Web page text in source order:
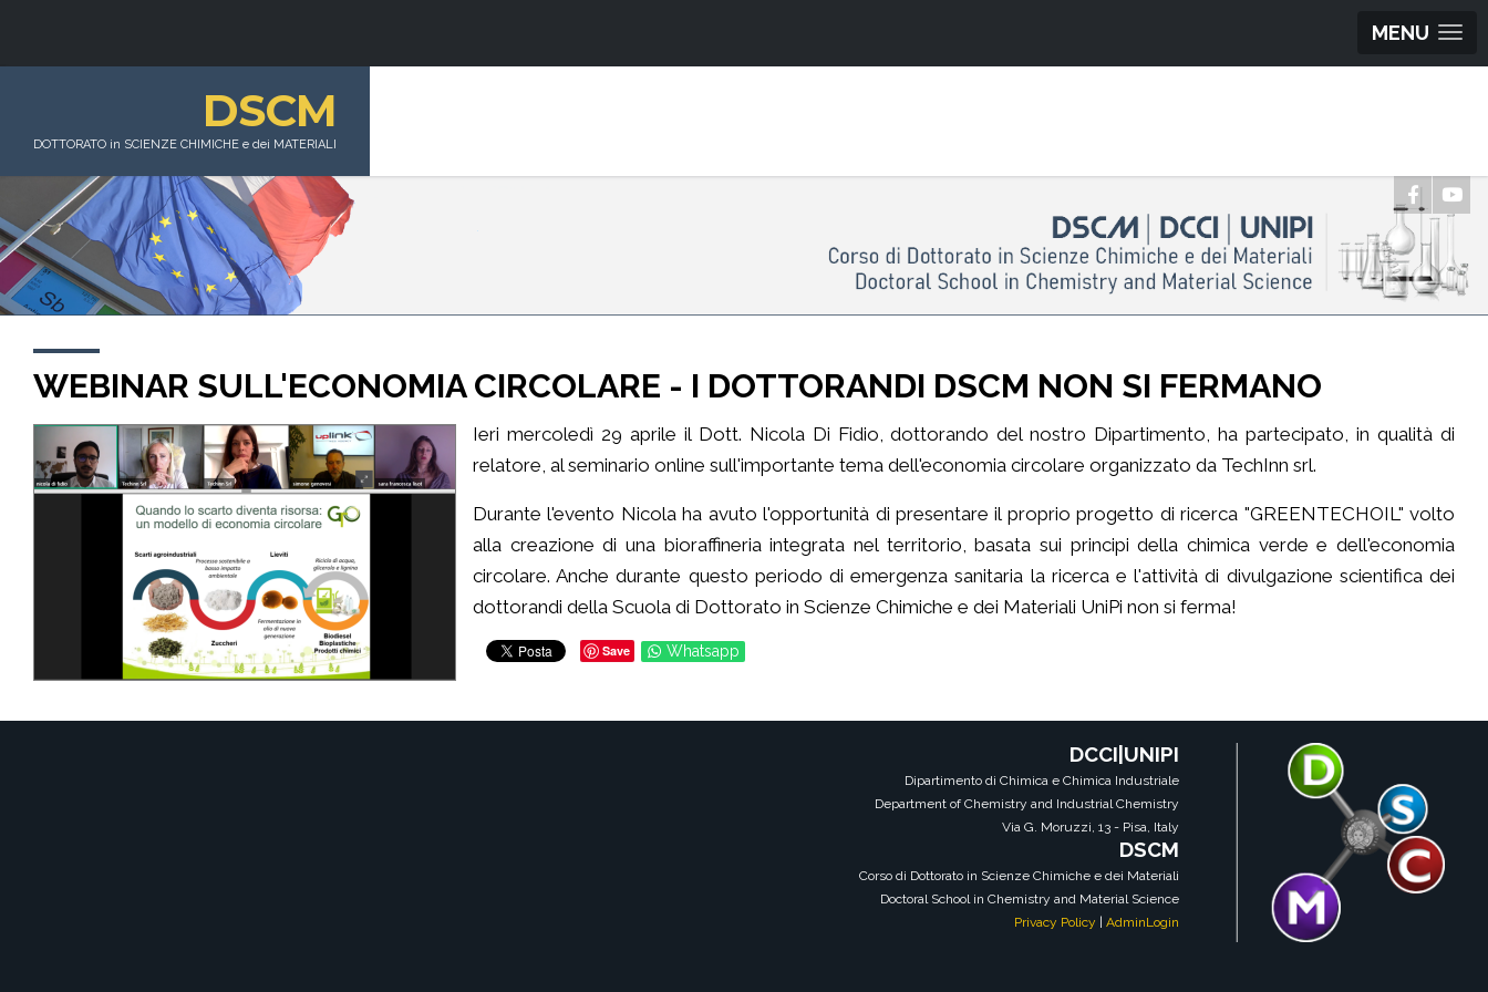
MENU
DSCM
DOTTORATO in SCIENZE CHIMICHE e dei MATERIALI
WEBINAR SULL'ECONOMIA CIRCOLARE - I DOTTORANDI DSCM NON SI FERMANO
Ieri mercoledì 29 aprile il Dott. Nicola Di Fidio, dottorando del nostro Dipartimento, ha partecipato, in qualità di
relatore, al seminario online sull'importante tema dell'economia circolare organizzato da TechInn srl.
Durante l'evento Nicola ha avuto l'opportunità di presentare il proprio progetto di ricerca "GREENTECHOIL" volto
alla creazione di una bioraffineria integrata nel territorio, basata sui principi della chimica verde e dell'economia
circolare. Anche durante questo periodo di emergenza sanitaria la ricerca e l'attività di divulgazione scientifica dei
dottorandi della Scuola di Dottorato in Scienze Chimiche e dei Materiali UniPi non si ferma!
Save Whatsapp
DCCI|UNIPI
Dipartimento di Chimica e Chimica Industriale
Department of Chemistry and Industrial Chemistry
Via G. Moruzzi, 13 - Pisa, Italy
DSCM
Corso di Dottorato in Scienze Chimiche e dei Materiali
Doctoral School in Chemistry and Material Science
Privacy Policy |AdminLogin